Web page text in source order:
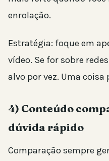
enrolação.
Estratégia: foque em
vídeo. Se for sobre
alvo por vez. Uma coisa
4) Conteúdo
dúvida rápido
Comparação sempre